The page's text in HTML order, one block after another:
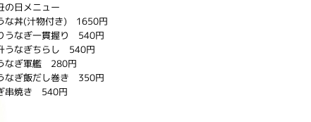
日メニュー
な丼(汁物付き) 1650円
うなぎ一貫握り 540円
うなぎちらし 540円
なぎ軍艦 280円
なぎ飯だし巻き 350円
串焼き 540円